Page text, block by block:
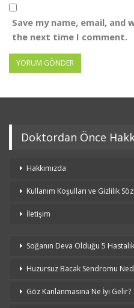
Save my name, email,
the next time I comment.
Doktordan Önce
Hakkımızda
Kullanım Koşulları ve Gizlilik
İletişim
Soğanın Deva Olduğu 5 Hastalık
Huzursuz Bacak Sendromu
Göz Kanlanmasına Ne İyi Gelir?